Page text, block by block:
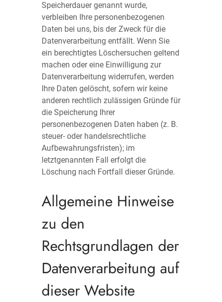
Speicherdauer genannt wurde,
verbleiben Ihre personenbezogenen
Daten bei uns, bis der Zweck für die
Datenverarbeitung entfällt. Wenn Sie
ein berechtigtes Löschersuchen geltend
machen oder eine Einwilligung zur
Datenverarbeitung widerrufen, werden
Ihre Daten gelöscht, sofern wir keine
anderen rechtlich zulässigen Gründe für
die Speicherung Ihrer
personenbezogenen Daten haben (z. B.
steuer- oder handelsrechtliche
Aufbewahrungsfristen); im
letztgenannten Fall erfolgt die
Löschung nach Fortfall dieser Gründe.
Allgemeine Hinweise
zu den
Rechtsgrundlagen der
Datenverarbeitung auf
dieser Website